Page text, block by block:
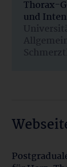
Thorax-
und